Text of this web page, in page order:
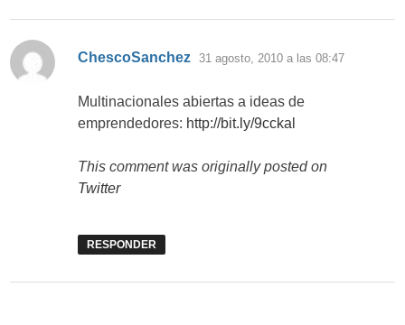
ChescoSanchez dice:
31 agosto, 2010 a las 08:47
Multinacionales abiertas a ideas de
emprendedores: http://bit.ly/9cckal
This comment was originally posted on
Twitter
RESPONDER